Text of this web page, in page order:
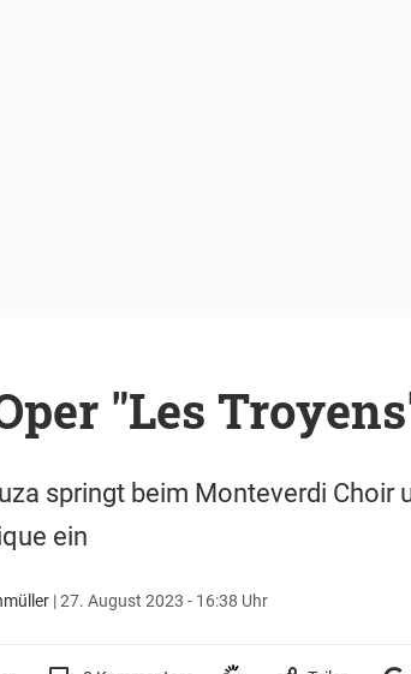
"Les
springt beim Monteverdi Choir
ein
|27. August 2023 - 16:38 Uhr